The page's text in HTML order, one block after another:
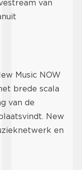
van
Music NOW
brede scala
van de
New
en